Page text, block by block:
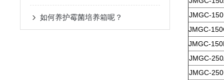
如何养护霉菌培养箱呢？
JMGC-
JMGC-
JMGC-
JMGC-
JMGC-